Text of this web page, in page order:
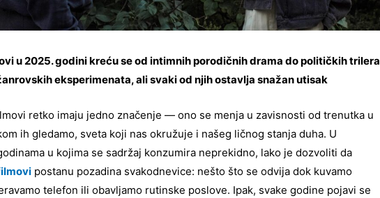
u 2025. godini kreću se od intimnih porodičnih drama do političkih trilera
eksperimenata, ali svaki od njih ostavlja snažan utisak
retko imaju jedno značenje — ono se menja u zavisnosti od trenutka u
ih gledamo, sveta koji nas okružuje i našeg ličnog stanja duha. U
u kojima se sadržaj konzumira neprekidno, lako je dozvoliti da
postanu pozadina svakodnevice: nešto što se odvija dok kuvamo
telefon ili obavljamo rutinske poslove. Ipak, svake godine pojavi se